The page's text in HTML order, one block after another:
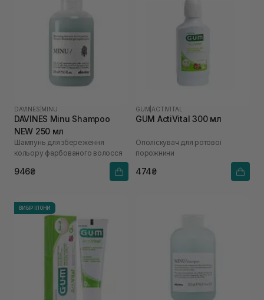
DAVINES MINU
DAVINES Minu Shampoo
NEW 250 мл
Шампунь для збереження
кольору фарбованого волосся
946₴
GUM ACTIVITAL
GUM ActiVital 300 мл
Ополіскувач для ротової
порожнини
474₴
ВИБІР ІЛОНИ